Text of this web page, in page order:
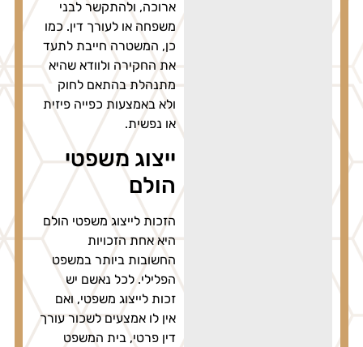
ארוכה, ולהתקשר לבני
משפחה או לעורך דין. כמו
כן, המשטרה חייבת לתעד
את החקירה ולוודא שהיא
מתנהלת בהתאם לחוק
ולא באמצעות כפייה פיזית
או נפשית.
ייצוג משפטי
הולם
הזכות לייצוג משפטי הולם
היא אחת הזכויות
החשובות ביותר במשפט
הפלילי. לכל נאשם יש
זכות לייצוג משפטי, ואם
אין לו אמצעים לשכור עורך
דין פרטי, בית המשפט